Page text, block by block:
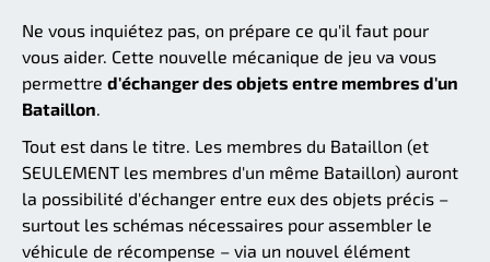
Ne vous inquiétez pas, on prépare ce qu'il faut pour
vous aider. Cette nouvelle mécanique de jeu va vous
permettre d'échanger des objets entre membres d'un
Bataillon
Tout est dans le titre. Les membres du Bataillon (et
SEULEMENT les membres d'un même Bataillon) auront
la possibilité d'échanger entre eux des objets précis –
surtout les schémas nécessaires pour assembler le
véhicule de récompense – via un nouvel élément